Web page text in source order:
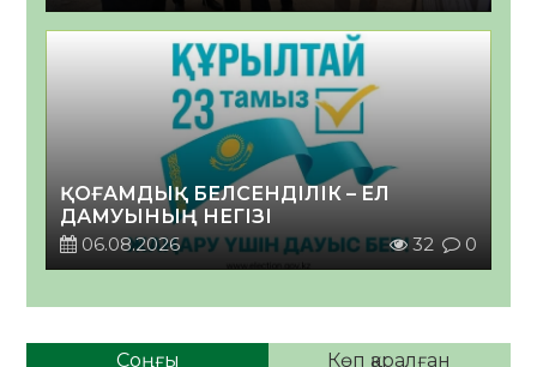
ҚОҒАМДЫҚ БЕЛСЕНДІЛІК – ЕЛ
ДАМУЫНЫҢ НЕГІЗІ
06.08.2026
32 0
Соңғы Көп қаралған